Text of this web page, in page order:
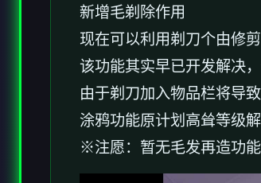
新增毛剃除作用
现在可以利用剃刀个由修
该功能其实早已开发解决
由于剃刀加入物品栏将导
涂鸦功能原计划高耸等级
※注愿：暂无毛发再造功